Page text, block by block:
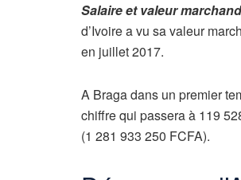
Salaire et valeur
d’Ivoire a vu sa valeur
en juillet 2017.
A Braga dans un premier
chiffre qui passera à 119
(1 281 933 250 FCFA).